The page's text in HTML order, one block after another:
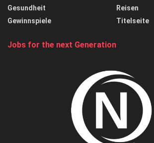
Gesundheit
Gewinnspiele
Reisen
Titelseite
Jobs for the next Generation